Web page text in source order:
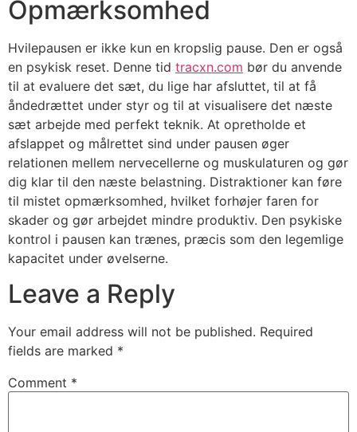
Opmærksomhed
Hvilepausen er ikke kun en kropslig pause. Den er også
en psykisk reset. Denne tid tracxn.com bør du anvende
til at evaluere det sæt, du lige har afsluttet, til at få
åndedrættet under styr og til at visualisere det næste
sæt arbejde med perfekt teknik. At opretholde et
afslappet og målrettet sind under pausen øger
relationen mellem nervecellerne og muskulaturen og gør
dig klar til den næste belastning. Distraktioner kan føre
til mistet opmærksomhed, hvilket forhøjer faren for
skader og gør arbejdet mindre produktiv. Den psykiske
kontrol i pausen kan trænes, præcis som den legemlige
kapacitet under øvelserne.
Leave a Reply
Your email address will not be published. Required
fields are marked *
Comment *